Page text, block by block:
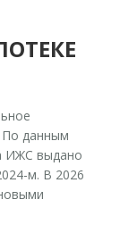
данным
ИЖС выдано
м. В 2026